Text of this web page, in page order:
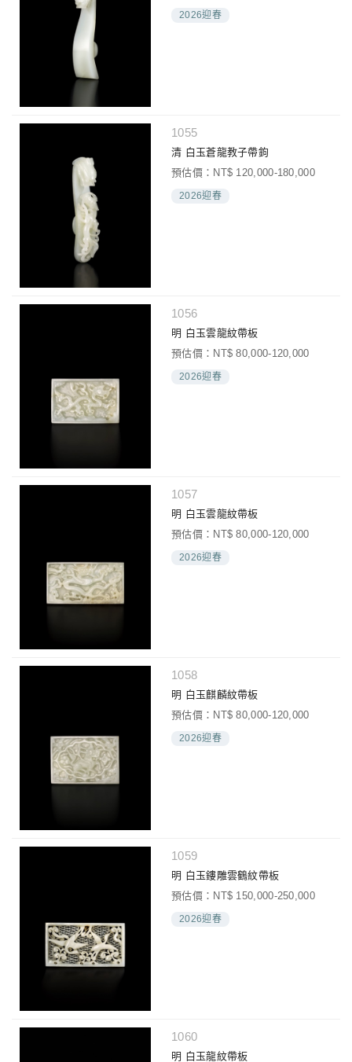
2026迎春
1055
清 白玉蒼龍教子帶鉤
預估價：NT$ 120,000-180,000
2026迎春
1056
明 白玉雲龍紋帶板
預估價：NT$ 80,000-120,000
2026迎春
1057
明 白玉雲龍紋帶板
預估價：NT$ 80,000-120,000
2026迎春
1058
明 白玉麒麟紋帶板
預估價：NT$ 80,000-120,000
2026迎春
1059
明 白玉鏤雕雲鶴紋帶板
預估價：NT$ 150,000-250,000
2026迎春
1060
明 白玉龍紋帶板